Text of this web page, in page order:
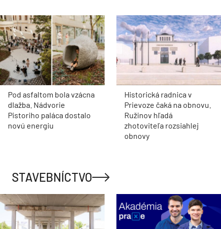
Pod asfaltom bola vzácna
dlažba. Nádvorie
Pistoriho paláca dostalo
novú energiu
Historická radnica v
Prievoze čaká na obnovu.
Ružinov hľadá
zhotoviteľa rozsiahlej
obnovy
STAVEBNÍCTVO